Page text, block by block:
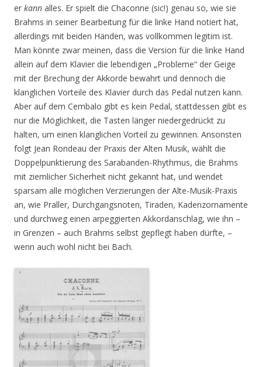
er kann alles. Er spielt die Chaconne (sic!) genau so, wie sie
Brahms in seiner Bearbeitung für die linke Hand notiert hat,
allerdings mit beiden Händen, was vollkommen legitim ist.
Man könnte zwar meinen, dass die Version für die linke Hand
allein auf dem Klavier die lebendigen „Probleme“ der Geige
mit der Brechung der Akkorde bewahrt und dennoch die
klanglichen Vorteile des Klavier durch das Pedal nutzen kann.
Aber auf dem Cembalo gibt es kein Pedal, stattdessen gibt es
nur die Möglichkeit, die Tasten länger niedergedrückt zu
halten, um einen klanglichen Vorteil zu gewinnen. Ansonsten
folgt Jean Rondeau der Praxis der Alten Musik, wählt die
Doppelpunktierung des Sarabanden-Rhythmus, die Brahms
mit ziemlicher Sicherheit nicht gekannt hat, und wendet
sparsam alle möglichen Verzierungen der Alte-Musik-Praxis
an, wie Praller, Durchgangsnoten, Tiraden, Kadenzornamente
und durchweg einen arpeggierten Akkordanschlag, wie ihn –
in Grenzen – auch Brahms selbst gepflegt haben dürfte, –
wenn auch wohl nicht bei Bach.